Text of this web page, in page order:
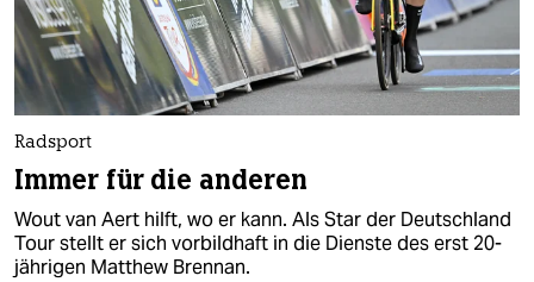
nord
wahrheit
verlag
verlag
veranstaltungen
Radsport
Immer für die anderen
Wout van Aert hilft, wo er kann. Als Star der Deutschland
Tour stellt er sich vorbildhaft in die Dienste des erst 20-
jährigen Matthew Brennan.